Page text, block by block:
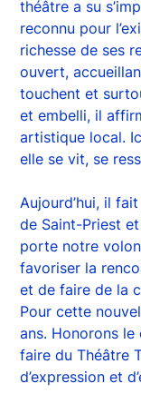
théâtre a su
reconnu pour
richesse de ses
ouvert,
touchent et
et embelli, il
artistique local.
elle se vit, se
Aujourd’hui, il
de Saint-Priest
porte notre
favoriser la
et de faire de la
Pour cette
ans. Honorons
faire du Théâtre
d’expression et